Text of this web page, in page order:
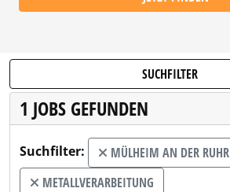
SUCHFILTER
1 JOBS GEFUNDEN
Suchfilter: MÜLHEIM AN DER RUHR
METALLVERARBEITUNG